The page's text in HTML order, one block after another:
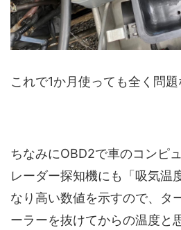
これで1か月使っても全く問題
ちなみにOBD2で車のコンピ
レーダー探知機にも「吸気温
なり高い数値を示すので、タ
ーラーを抜けてからの温度と